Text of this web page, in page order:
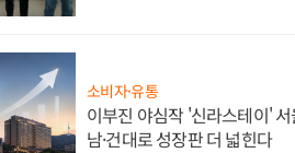
소비자·유통
이부진 야심작 '신라스테이'
남·건대로 성장판 더 넓힌다